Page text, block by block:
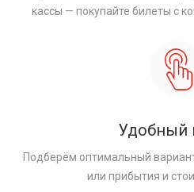
кассы — покупайте билеты с
Удобный
Подберём оптимальный
или прибытия и